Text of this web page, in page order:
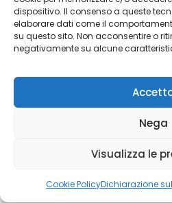
dispositivo. Il consenso a queste
elaborare dati come il
su questo sito. Non acconsentire o
negativamente su alcune
Nega
Visualizza le
Cookie PolicyDichiarazione
Write a